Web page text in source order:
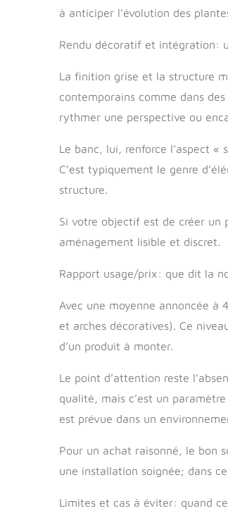
à anticiper l’évolution des
Rendu décoratif et intégration:
La finition grise et la structure
contemporains comme dans
rythmer une perspective ou
Le banc, lui, renforce l’aspect
C’est typiquement le genre
structure.
Si votre objectif est de créer un
aménagement lisible et discret.
Rapport usage/prix: que dit la
Avec une moyenne annoncée
et arches décoratives). Ce
d’un produit à monter.
Le point d’attention reste
qualité, mais c’est un
est prévue dans un
Pour un achat raisonné, le bon
une installation soignée; dans
Limites et cas à éviter: quand